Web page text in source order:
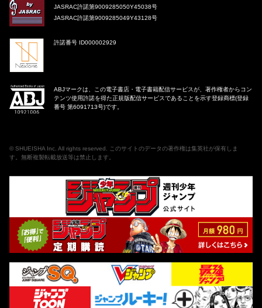
JASRAC許諾第9009285050Y45038号
JASRAC許諾第9009285049Y43128号
許諾番号 ID000002929
ABJマークは、この電子書店・電子書籍配信サービスが、著作権者からコン
テンツ使用許諾を得た正規版配信サービスであることを示す登録商標(登録
番号 第6091713号)です。
© SHUEISHA Inc . All rights reserved. このサイトのデータの著作権は集英社が保有しま
す。無断複製転載放送等は禁止します。